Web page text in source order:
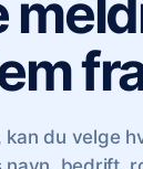
du velge